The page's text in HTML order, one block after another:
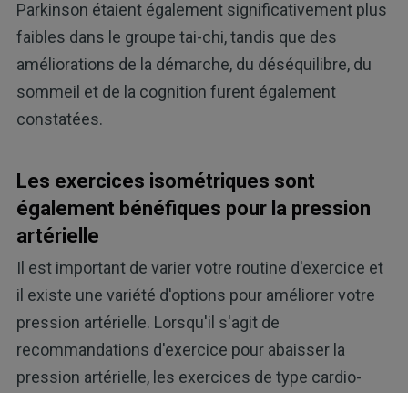
Parkinson étaient également significativement plus
faibles dans le groupe tai-chi, tandis que des
améliorations de la démarche, du déséquilibre, du
sommeil et de la cognition furent également
constatées.
Les exercices isométriques sont
également bénéfiques pour la pression
artérielle
Il est important de varier votre routine d'exercice et
il existe une variété d'options pour améliorer votre
pression artérielle. Lorsqu'il s'agit de
recommandations d'exercice pour abaisser la
pression artérielle, les exercices de type cardio-